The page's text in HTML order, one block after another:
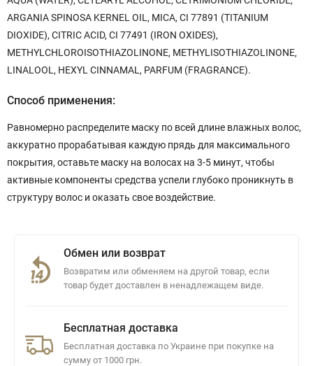
ARGANIA SPINOSA KERNEL OIL, MICA, CI 77891 (TITANIUM
DIOXIDE), CITRIC ACID, CI 77491 (IRON OXIDES),
METHYLCHLOROISOTHIAZOLINONE, METHYLISOTHIAZOLINONE,
LINALOOL, HEXYL CINNAMAL, PARFUM (FRAGRANCE).
Способ применения:
Равномерно распределите маску по всей длине влажных волос,
аккуратно прорабатывая каждую прядь для максимального
покрытия, оставьте маску на волосах на 3-5 минут, чтобы
активные компоненты средства успели глубоко проникнуть в
структуру волос и оказать свое воздействие.
Обмен или возврат
Возвратим или обменяем на другой товар, если
товар будет доставлен в ненадлежащем виде.
Бесплатная доставка
Бесплатная доставка по Украине при покупке на
сумму от 1000 грн.